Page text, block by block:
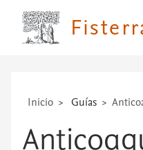
Inicio Guías